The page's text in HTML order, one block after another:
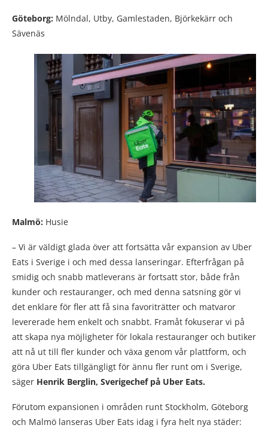
Göteborg: Mölndal, Utby, Gamlestaden, Björkekärr och
Sävenäs
Malmö: Husie
– Vi är väldigt glada över att fortsätta vår expansion av Uber
Eats i Sverige i och med dessa lanseringar. Efterfrågan på
smidig och snabb matleverans är fortsatt stor, både från
kunder och restauranger, och med denna satsning gör vi
det enklare för fler att få sina favoriträtter och matvaror
levererade hem enkelt och snabbt. Framåt fokuserar vi på
att skapa nya möjligheter för lokala restauranger och butiker
att nå ut till fler kunder och växa genom vår plattform, och
göra Uber Eats tillgängligt för ännu fler runt om i Sverige,
säger Henrik Berglin, Sverigechef på Uber Eats.
Förutom expansionen i områden runt Stockholm, Göteborg
och Malmö lanseras Uber Eats idag i fyra helt nya städer: